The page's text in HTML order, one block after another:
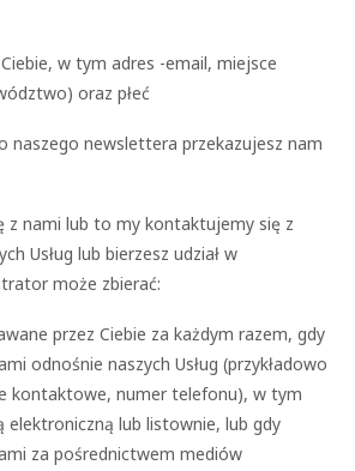
w tym adres -email, miejsce
oraz płeć
naszego newslettera przekazujesz nam
z nami lub to my kontaktujemy się z
Usług lub bierzesz udział w
może zbierać:
przez Ciebie za każdym razem, gdy
odnośnie naszych Usług (przykładowo
kontaktowe, numer telefonu), w tym
lub listownie, lub gdy
za pośrednictwem mediów